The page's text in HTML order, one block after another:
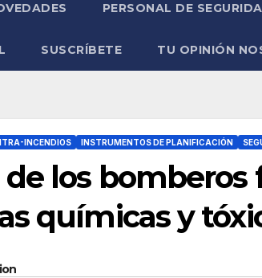
PERSONAL DE
SUSCRÍBETE TU OPINIÓN
INCENDIOS INSTRUMENTOS DE PLANIFICACIÓN
los bomberos
químicas y